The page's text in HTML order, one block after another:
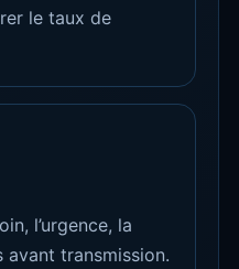
le taux de
l’urgence, la
transmission.